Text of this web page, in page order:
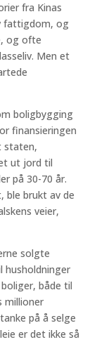
fra Kinas
fattigdom, og
og ofte
Men et
boligbygging
finansieringen
staten,
ut jord til
på 30-70 år.
ble brukt av de
veier,
solgte
husholdninger
både til
millioner
på å selge
er det ikke så